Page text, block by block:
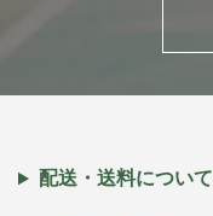
配送・送料について